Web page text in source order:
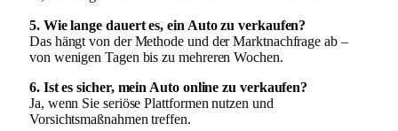
5. Wie lange dauert es, ein Auto zu verkaufen?
Das hängt von der Methode und der Marktnachfrage ab –
von wenigen Tagen bis zu mehreren Wochen.
6. Ist es sicher, mein Auto online zu verkaufen?
Ja, wenn Sie seriöse Plattformen nutzen und
Vorsichtsmaßnahmen treffen.